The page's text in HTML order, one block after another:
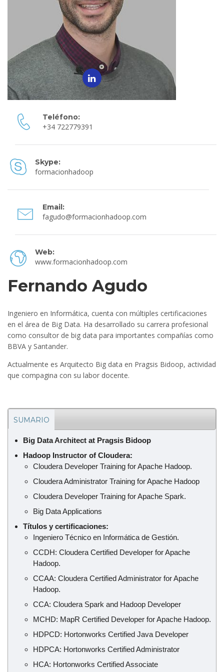
Teléfono:
+34 722779391
Skype:
formacionhadoop
Email:
fagudo@formacionhadoop.com
Web:
www.formacionhadoop.com
Fernando Agudo
Ingeniero en Informática, cuenta con múltiples certificaciones
en el área de Big Data. Ha desarrollado su carrera profesional
como consultor de big data para importantes compañías como
BBVA y Santander.
Actualmente es Arquitecto Big data en Pragsis Bidoop, actividad
que compagina con su labor docente.
SUMARIO
Big Data Architect at Pragsis Bidoop
Hadoop Instructor of Cloudera:
Cloudera Developer Training for Apache Hadoop.
Cloudera Administrator Training for Apache Hadoop
Cloudera Developer Training for Apache Spark.
Big Data Applications
Títulos y certificaciones:
Ingeniero Técnico en Informática de Gestión.
CCDH: Cloudera Certified Developer for Apache
Hadoop.
CCAA: Cloudera Certified Administrator for Apache
Hadoop.
CCA: Cloudera Spark and Hadoop Developer
MCHD: MapR Certified Developer for Apache Hadoop.
HDPCD: Hortonworks Certified Java Developer
HDPCA: Hortonworks Certified Administrator
HCA: Hortonworks Certified Associate